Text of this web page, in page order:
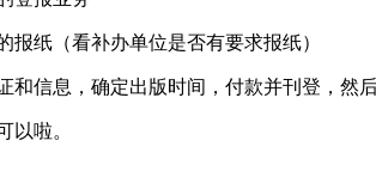
纸（看补办单位是否有要求报纸）
信息，确定出版时间，付款并刊登，然
以啦。